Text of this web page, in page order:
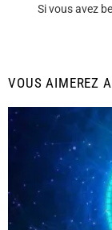
Si vous avez
VOUS AIMEREZ